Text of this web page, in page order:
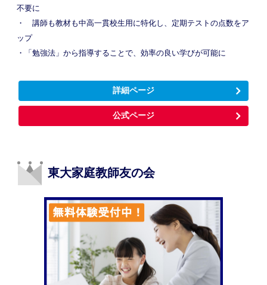
不要に
・ 講師も教材も中高一貫校生用に特化し、定期テストの点数をア
ップ
・「勉強法」から指導することで、効率の良い学びが可能に
詳細ページ
公式ページ
東大家庭教師友の会